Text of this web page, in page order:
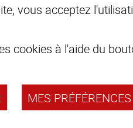
vous acceptez
cookies à l'aide du
MES PRÉFÉRENCES